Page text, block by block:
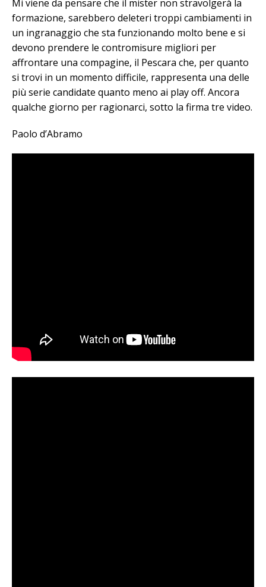
Mi viene da pensare che il mister non stravolgerà la
formazione, sarebbero deleteri troppi cambiamenti in
un ingranaggio che sta funzionando molto bene e si
devono prendere le contromisure migliori per
affrontare una compagine, il Pescara che, per quanto
si trovi in un momento difficile, rappresenta una delle
più serie candidate quanto meno ai play off. Ancora
qualche giorno per ragionarci, sotto la firma tre video.
Paolo d’Abramo